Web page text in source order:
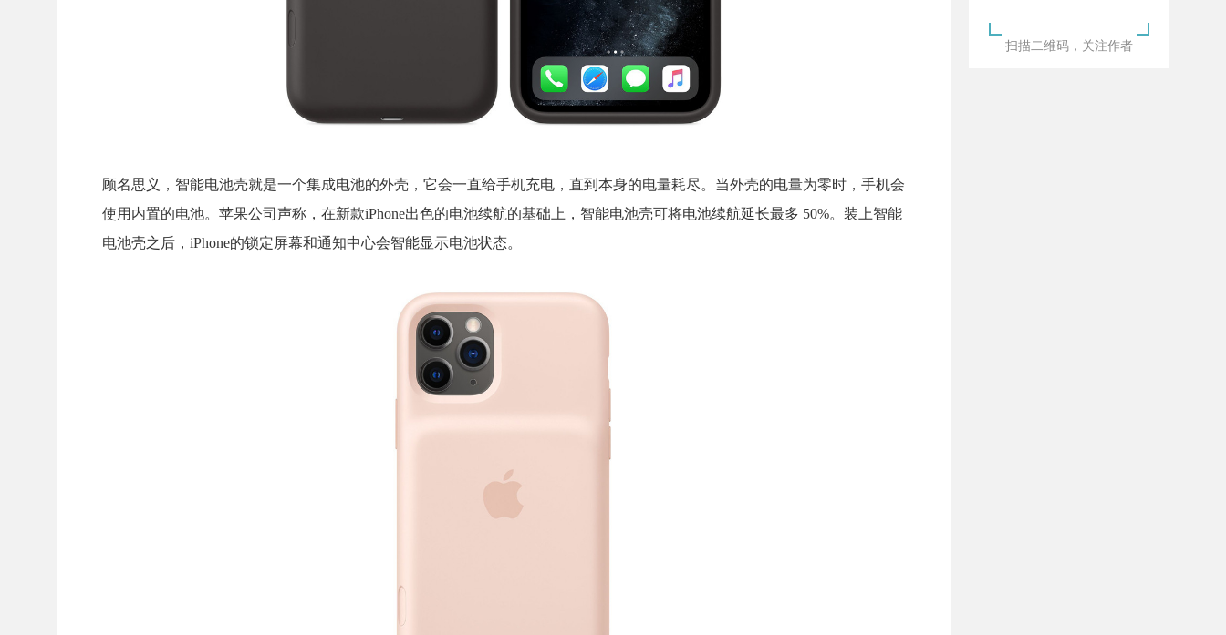
顾名思义，智能电池壳就是一个集成电池的外壳，它会一直给手机充电，直到本身的电量耗尽。当外壳的电量为零时，手机会
使用内置的电池。苹果公司声称，在新款iPhone出色的电池续航的基础上，智能电池壳可将电池续航延长最多 50%。装上智能
电池壳之后，iPhone的锁定屏幕和通知中心会智能显示电池状态。
扫描二维码，关注作者